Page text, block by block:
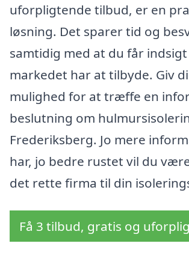
uforpligtende tilbud, er en
løsning. Det sparer tid og
samtidig med at du får indsigt
markedet har at tilbyde. Giv
mulighed for at træffe en
beslutning om
Frederiksberg. Jo mere
har, jo bedre rustet vil du
det rette firma til din
Få 3 tilbud, gratis og